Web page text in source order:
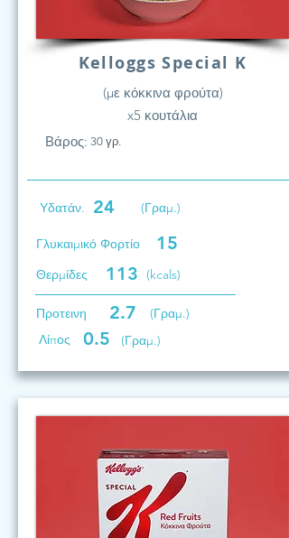
Kelloggs Special K
(με κόκκινα φρούτα)
x5 κουτάλια
Βάρος: 30 γρ.
Υδατάν. 24 (Γραμ.)
Γλυκαιμικό Φορτίο 15
Θερμίδες 113 (kcals)
Προτεινη 2.7
(Γραμ.)
Λίπος
0.5 (Γραμ.)